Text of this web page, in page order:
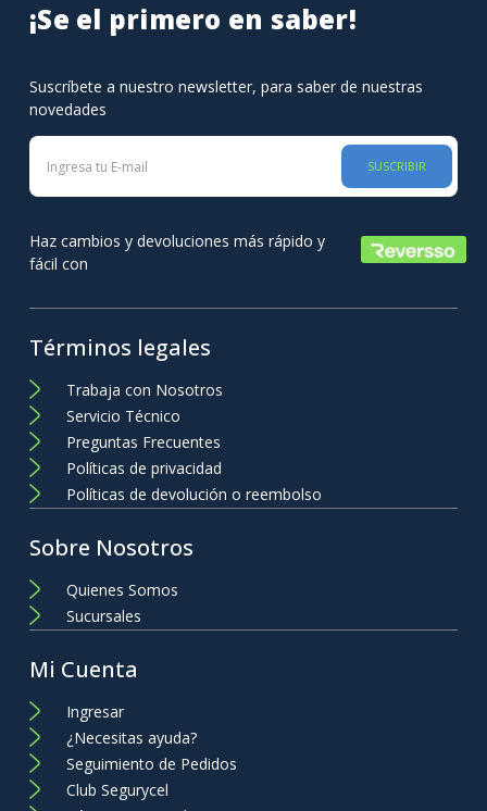
¡Se el primero en saber!
Suscríbete a nuestro newsletter, para saber de nuestras
novedades
SUSCRIBIR
Haz cambios y devoluciones más rápido y
fácil con
Términos legales
Trabaja con Nosotros
Servicio Técnico
Preguntas Frecuentes
Políticas de privacidad
Políticas de devolución o reembolso
Sobre Nosotros
Quienes Somos
Sucursales
Mi Cuenta
Ingresar
¿Necesitas ayuda?
Seguimiento de Pedidos
Club Segurycel